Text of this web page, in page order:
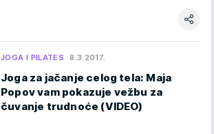
JOGA I PILATES 8.3.2017.
Joga za jačanje celog tela: Maja
Popov vam pokazuje vežbu za
čuvanje trudnoće (VIDEO)